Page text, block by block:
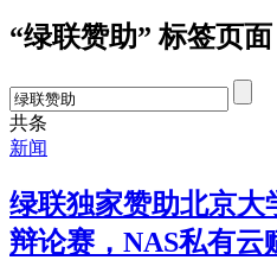
“绿联赞助” 标签页面
共条
新闻
绿联独家赞助北京大
辩论赛，NAS私有云